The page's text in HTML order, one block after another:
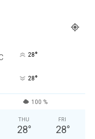
28°
28°
100 %
THU
28°
FRI
28°